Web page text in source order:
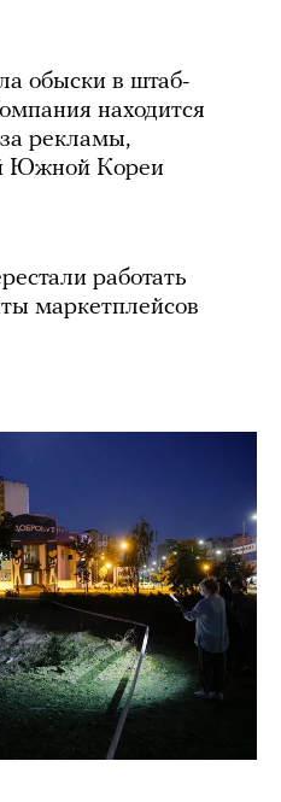
обыски в штаб-
находится
рекламы,
Южной Кореи
работать
маркетплейсов